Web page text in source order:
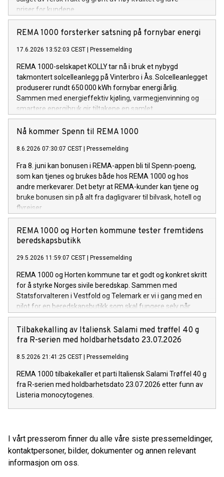
priser for kundene.
REMA 1000 forsterker satsning på fornybar energi
17.6.2026 13:52:03 CEST Pressemelding
REMA 1000-selskapet KOLLY tar nå i bruk et nybygd
takmontert solcelleanlegg på Vinterbro i Ås. Solcelleanlegget
produserer rundt 650 000 kWh fornybar energi årlig.
Sammen med energieffektiv kjøling, varmegjenvinning og
smartere energibruk gir tiltakene en samlet
energiforbedring på om lag 1,5 millioner kWh i året.
Nå kommer Spenn til REMA 1000
8.6.2026 07:30:07 CEST Pressemelding
Fra 8. juni kan bonusen i REMA-appen bli til Spenn-poeng,
som kan tjenes og brukes både hos REMA 1000 og hos
andre merkevarer. Det betyr at REMA-kunder kan tjene og
bruke bonusen sin på alt fra dagligvarer til bilvask, hotell og
flyreiser.
REMA 1000 og Horten kommune tester fremtidens
beredskapsbutikk
29.5.2026 11:59:07 CEST Pressemelding
REMA 1000 og Horten kommune tar et godt og konkret skritt
for å styrke Norges sivile beredskap. Sammen med
Statsforvalteren i Vestfold og Telemark er vi i gang med en
pilot for en beredskapsbutikk som skal fungere selv når
samfunnet settes på prøve.
Tilbakekalling av Italiensk Salami med trøffel 40 g
fra R-serien med holdbarhetsdato 23.07.2026
8.5.2026 21:41:25 CEST Pressemelding
REMA 1000 tilbakekaller et parti Italiensk Salami Trøffel 40 g
fra R-serien med holdbarhetsdato 23.07.2026 etter funn av
Listeria monocytogenes.
I vårt presserom finner du alle våre siste pressemeldinger,
kontaktpersoner, bilder, dokumenter og annen relevant
informasjon om oss.